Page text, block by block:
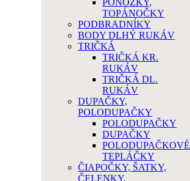
PONOŽKY,
TOPÁNOČKY
PODBRADNÍKY
BODY DLHÝ RUKÁV
TRIČKÁ
TRIČKÁ KR.
RUKÁV
TRIČKÁ DL.
RUKÁV
DUPAČKY,
POLODUPAČKY
POLODUPAČKY
DUPAČKY
POLODUPAČKOVÉ
TEPLÁČKY
ČIAPOČKY, ŠATKY,
ČELENKY,